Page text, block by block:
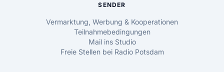
SENDER
Vermarktung, Werbung & Kooperationen
Teilnahmebedingungen
Mail ins Studio
Freie Stellen bei Radio Potsdam